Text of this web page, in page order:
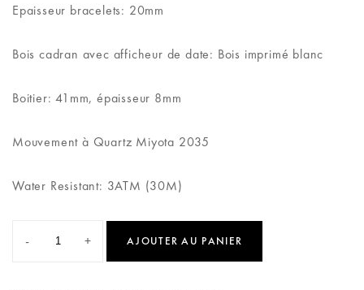
Epaisseur bracelets: 20mm
Bois cadran avec afficheur de date: Bois imprimé blanc
Boitier: 41mm, épaisseur 8mm
Mouvement à Quartz Miyota 2035
Water Resistant: 3ATM (30M)
- + AJOUTER AU PANIER